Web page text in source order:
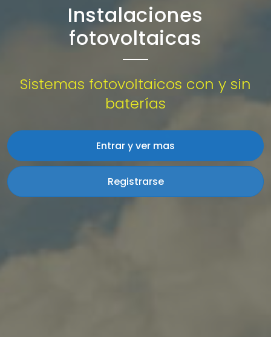
Instalaciones
fotovoltaicas
Sistemas fotovoltaicos con y sin
baterías
Entrar y ver mas
Registrarse